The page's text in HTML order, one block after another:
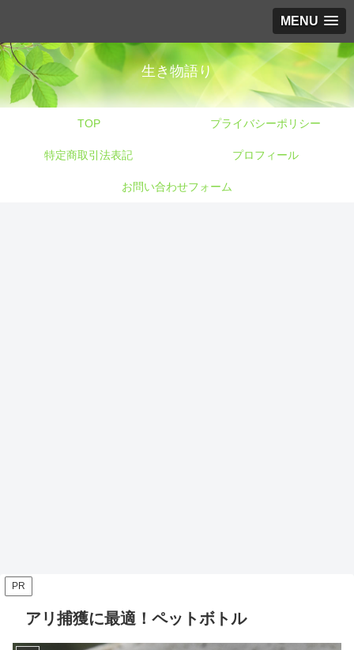
MENU
生き物語り
TOP プライバシーポリシー
特定商取引法表記 プロフィール
お問い合わせフォーム
PR
アリ捕獲に最適！ペットボトル